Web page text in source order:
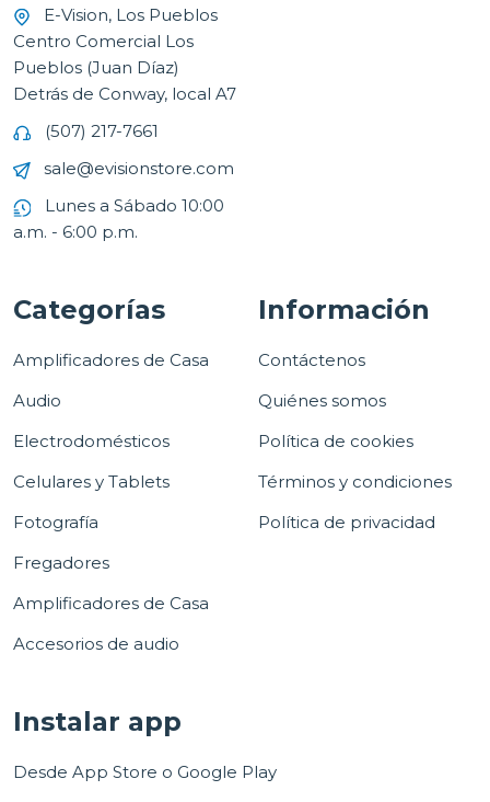
E-Vision, Los Pueblos
Centro Comercial Los
Pueblos (Juan Díaz)
Detrás de Conway, local A7
(507) 217-7661
sale@evisionstore.com
Lunes a Sábado 10:00
a.m. - 6:00 p.m.
Categorías
Amplificadores de Casa
Audio
Electrodomésticos
Celulares y Tablets
Fotografía
Fregadores
Amplificadores de Casa
Accesorios de audio
Información
Contáctenos
Quiénes somos
Política de cookies
Términos y condiciones
Política de privacidad
Instalar app
Desde App Store o Google Play